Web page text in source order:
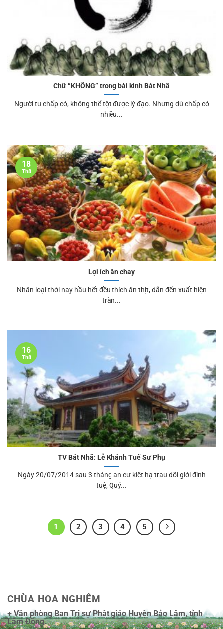
Chữ “KHÔNG” trong bài kinh Bát Nhã
Người tu chấp có, không thể tột được lý đạo. Nhưng dù chấp có
nhiều...
Lợi ích ăn chay
Nhân loại thời nay hầu hết đều thích ăn thịt, dẫn đến xuất hiện
tràn...
18
Th8
TV Bát Nhã: Lễ Khánh Tuế Sư Phụ
Ngày 20/07/2014 sau 3 tháng an cư kiết hạ trau dồi giới định
tuệ, Quý...
16
Th8
1 2 3 4 5
CHÙA HOA NGHIÊM
+Văn phòng Ban Trị sự Phật giáo Huyện Bảo Lâm, tỉnh
Lâm Đồng.